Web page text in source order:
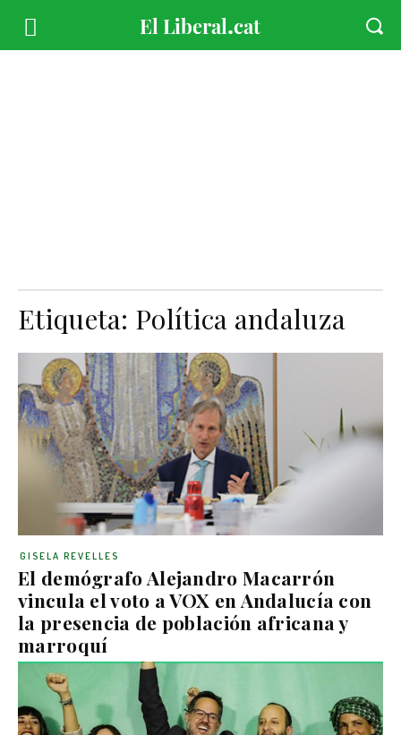
Etiqueta: Política andaluza
El demógrafo Alejandro Macarrón
vincula el voto a VOX en Andalucía con
la presencia de población africana y
marroquí
GISELA REVELLES